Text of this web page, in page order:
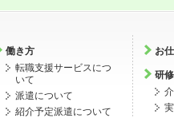
働き方
転職支援サービスにつ
いて
派遣について
紹介予定派遣について
お
研